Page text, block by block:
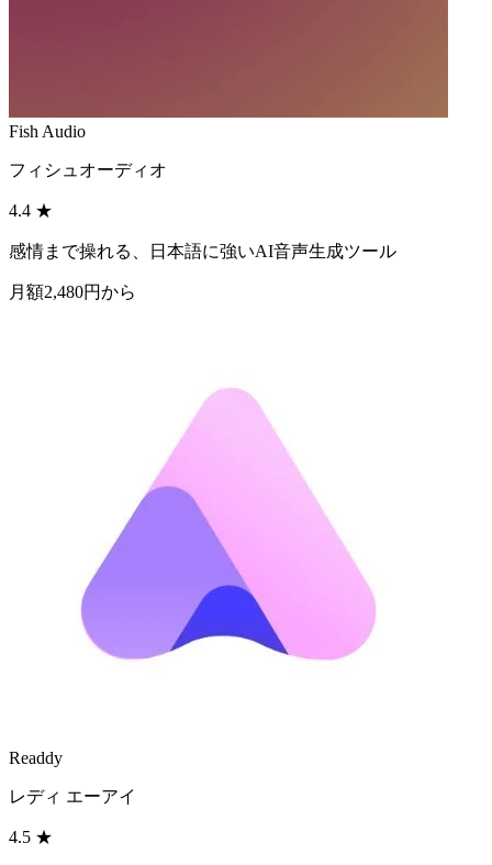
Fish Audio
フィシュオーディオ
4.4 ★
感情まで操れる、日本語に強いAI音声生成ツール
月額2,480円から
Readdy
レディ エーアイ
4.5 ★